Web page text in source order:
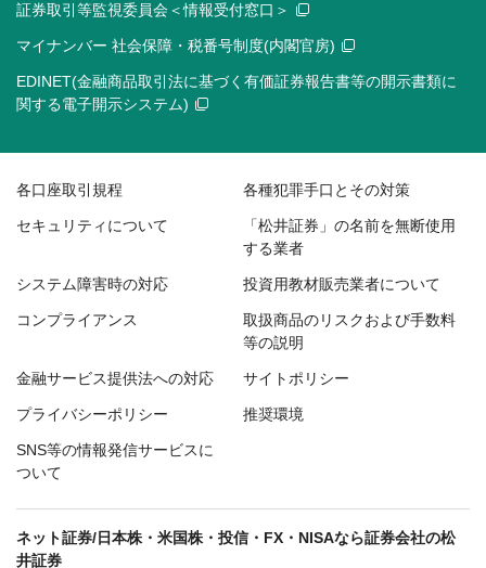
証券取引等監視委員会＜情報受付窓口＞
マイナンバー 社会保障・税番号制度(内閣官房)
EDINET(金融商品取引法に基づく有価証券報告書等の開示書類に
関する電子開示システム)
各口座取引規程 各種犯罪手口とその対策
セキュリティについて
「松井証券」の名前を無断使用
する業者
システム障害時の対応 投資用教材販売業者について
コンプライアンス
取扱商品のリスクおよび手数料
等の説明
金融サービス提供法への対応 サイトポリシー
プライバシーポリシー 推奨環境
SNS等の情報発信サービスに
ついて
ネット証券/日本株・米国株・投信・FX・NISAなら証券会社の松
井証券